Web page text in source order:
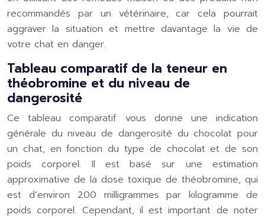
recommandés par un vétérinaire, car cela pourrait
aggraver la situation et mettre davantage la vie de
votre chat en danger.
Tableau comparatif de la teneur en
théobromine et du niveau de
dangerosité
Ce tableau comparatif vous donne une indication
générale du niveau de dangerosité du chocolat pour
un chat, en fonction du type de chocolat et de son
poids corporel. Il est basé sur une estimation
approximative de la dose toxique de théobromine, qui
est d’environ 200 milligrammes par kilogramme de
poids corporel. Cependant, il est important de noter